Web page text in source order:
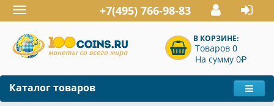
Toggle
navigation
+7(495) 766-98-83
В КОРЗИНЕ:
Товаров 0
На сумму 0P
Каталог товаров